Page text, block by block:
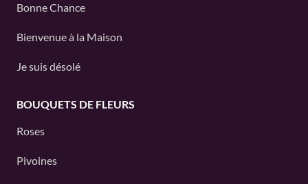
Bonne Chance
Bienvenue à la Maison
Je suis désolé
BOUQUETS DE FLEURS
Roses
Pivoines